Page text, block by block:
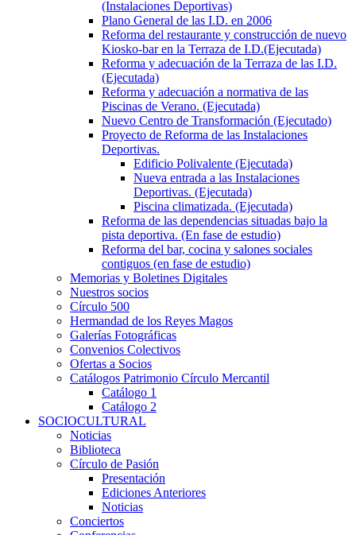
(Instalaciones Deportivas)
Plano General de las I.D. en 2006
Reforma del restaurante y construcción de nuevo
Kiosko-bar en la Terraza de I.D.(Ejecutada)
Reforma y adecuación de la Terraza de las I.D.
(Ejecutada)
Reforma y adecuación a normativa de las
Piscinas de Verano. (Ejecutada)
Nuevo Centro de Transformación (Ejecutado)
Proyecto de Reforma de las Instalaciones
Deportivas.
Edificio Polivalente (Ejecutada)
Nueva entrada a las Instalaciones
Deportivas. (Ejecutada)
Piscina climatizada. (Ejecutada)
Reforma de las dependencias situadas bajo la
pista deportiva. (En fase de estudio)
Reforma del bar, cocina y salones sociales
contiguos (en fase de estudio)
Memorias y Boletines Digitales
Nuestros socios
Círculo 500
Hermandad de los Reyes Magos
Galerías Fotográficas
Convenios Colectivos
Ofertas a Socios
Catálogos Patrimonio Círculo Mercantil
Catálogo 1
Catálogo 2
SOCIOCULTURAL
Noticias
Biblioteca
Círculo de Pasión
Presentación
Ediciones Anteriores
Noticias
Conciertos